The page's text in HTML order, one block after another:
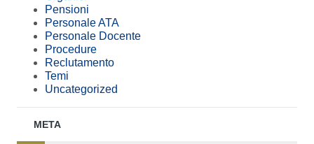
Pensioni
Personale ATA
Personale Docente
Procedure
Reclutamento
Temi
Uncategorized
META